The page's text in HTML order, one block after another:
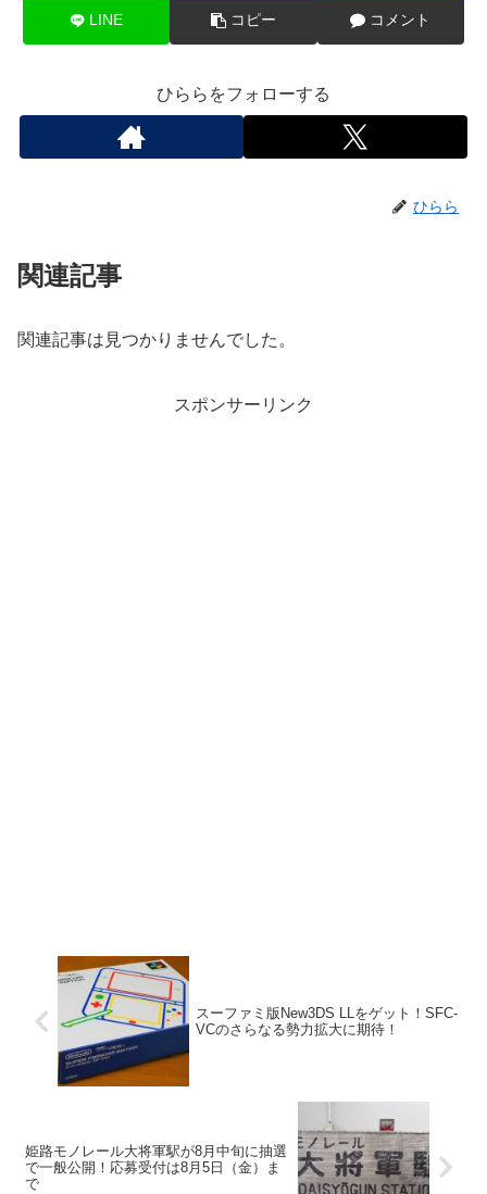
LINE コピー コメント
ひららをフォローする
ひらら
関連記事
関連記事は見つかりませんでした。
スポンサーリンク
スーファミ版New3DS LLをゲット！SFC-
VCのさらなる勢力拡大に期待！
姫路モノレール大将軍駅が8月中旬に抽選
で一般公開！応募受付は8月5日（金）ま
で